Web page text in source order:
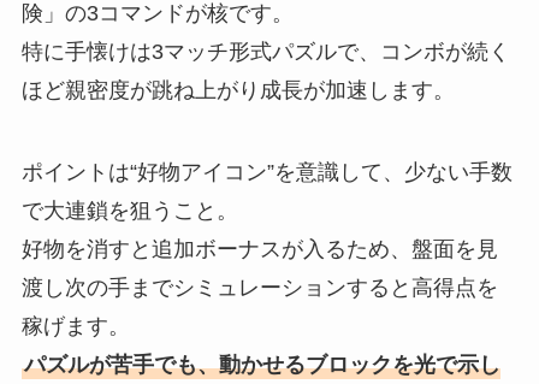
険」の3コマンドが核です。
特に手懐けは3マッチ形式パズルで、コンボが続く
ほど親密度が跳ね上がり成長が加速します。
ポイントは“好物アイコン”を意識して、少ない手数
で大連鎖を狙うこと。
好物を消すと追加ボーナスが入るため、盤面を見
渡し次の手までシミュレーションすると高得点を
稼げます。
パズルが苦手でも、動かせるブロックを光で示し